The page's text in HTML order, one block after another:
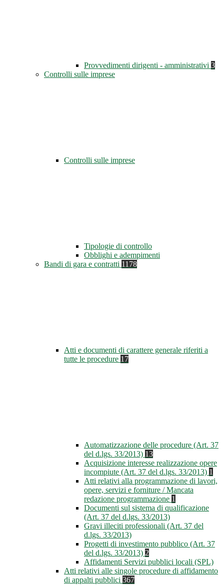
Provvedimenti dirigenti - amministrativi 3
Controlli sulle imprese
Controlli sulle imprese
Tipologie di controllo
Obblighi e adempimenti
Bandi di gara e contratti 1178
Atti e documenti di carattere generale riferiti a
tutte le procedure 17
Automatizzazione delle procedure (Art. 37
del d.lgs. 33/2013) 13
Acquisizione interesse realizzazione opere
incompiute (Art. 37 del d.lgs. 33/2013) 1
Atti relativi alla programmazione di lavori,
opere, servizi e forniture / Mancata
redazione programmazione 1
Documenti sul sistema di qualificazione
(Art. 37 del d.lgs. 33/2013)
Gravi illeciti professionali (Art. 37 del
d.lgs. 33/2013)
Progetti di investimento pubblico (Art. 37
del d.lgs. 33/2013) 2
Affidamenti Servizi pubblici locali (SPL)
Atti relativi alle singole procedure di affidamento
di appalti pubblici 367